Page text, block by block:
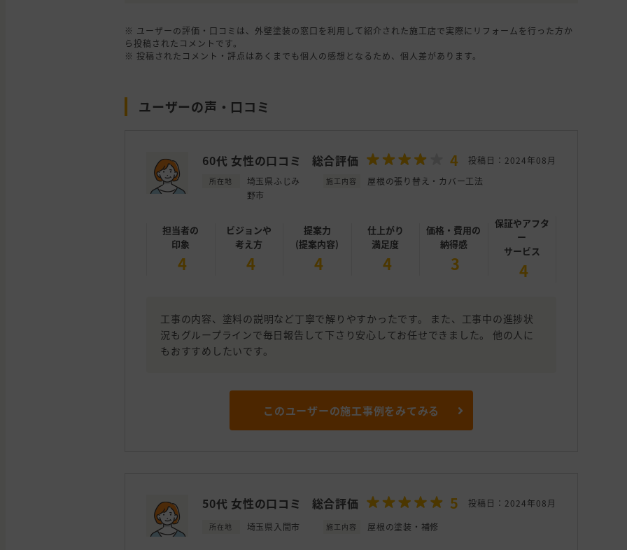
※ ユーザーの評価・口コミは、外壁塗装の窓口を利用して紹介された施工店で実際にリフォームを行った方か
ら投稿されたコメントです。
※ 投稿されたコメント・評点はあくまでも個人の感想となるため、個人差があります。
ユーザーの声・口コミ
60代 女性の口コミ 総合評価 4 投稿日：2024年08月
所在地
埼玉県ふじみ
野市
施工内容 屋根の張り替え・カバー工法
担当者の
印象
4
ビジョンや
考え方
4
提案力
(提案内容)
4
仕上がり
満足度
4
価格・費用の
納得感
3
保証やアフタ
ー
サービス
4
工事の内容、塗料の説明など丁寧で解りやすかったです。 また、工事中の進捗状
況もグループラインで毎日報告して下さり安心してお任せできました。 他の人に
もおすすめしたいです。
このユーザーの施工事例をみてみる
50代 女性の口コミ 総合評価 5 投稿日：2024年08月
所在地 埼玉県入間市 施工内容 屋根の塗装・補修